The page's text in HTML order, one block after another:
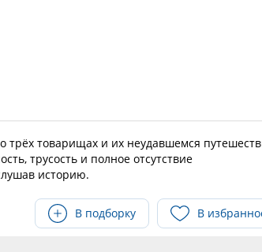
трёх товарищах и их неудавшемся
трусость и полное отсутствие
историю.
В подборку В